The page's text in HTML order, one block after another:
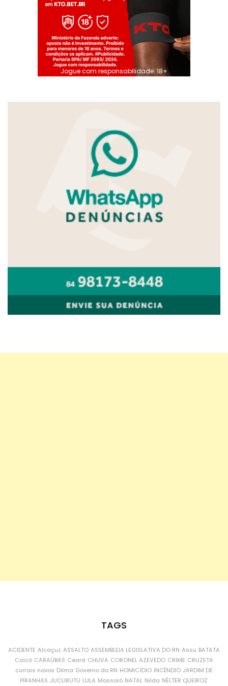
Jogue com responsabilidade. 18+
TAGS
ACIDENTE Alcaçuz ASSALTO ASSEMBLEIA LEGISLATIVA DO RN Assu BATATA
Caicó CARAÚBAS Ceará CHUVA CORONEL AZEVEDO CRIME CRUZETA
currais novos Dilma Governo do RN HOMICÍDIO INCÊNDIO JARDIM DE
PIRANHAS JUCURUTU LULA Mossoró NATAL Nilda NÉLTER QUEIROZ